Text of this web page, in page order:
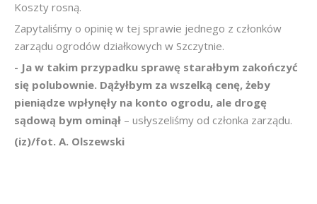
Koszty rosną.
Zapytaliśmy o opinię w tej sprawie jednego z członków
zarządu ogrodów działkowych w Szczytnie.
- Ja w takim przypadku sprawę starałbym zakończyć
się polubownie. Dążyłbym za wszelką cenę, żeby
pieniądze wpłynęły na konto ogrodu, ale drogę
sądową bym ominął – usłyszeliśmy od członka zarządu.
(iz)/fot. A. Olszewski